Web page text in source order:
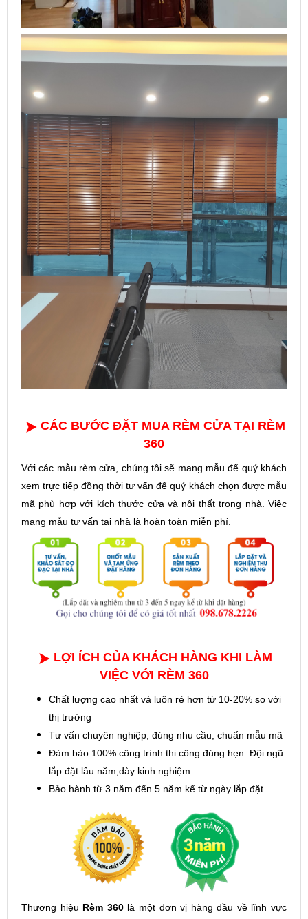
CÁC BƯỚC ĐẶT MUA RÈM CỬA TẠI RÈM
360
Với các mẫu rèm cửa, chúng tôi sẽ mang mẫu để quý khách
xem trực tiếp đồng thời tư vấn để quý khách chọn được mẫu
mã phù hợp với kích thước cửa và nội thất trong nhà. Việc
mang mẫu tư vấn tại nhà là hoàn toàn miễn phí.
LỢI ÍCH CỦA KHÁCH HÀNG KHI LÀM
VIỆC VỚI RÈM 360
Chất lượng cao nhất và luôn rẻ hơn từ 10-20% so với
thị trường
Tư vấn chuyên nghiệp, đúng nhu cầu, chuẩn mẫu mã
Đảm bảo 100% công trình thi công đúng hẹn. Đội ngũ
lắp đặt lâu năm,dày kinh nghiệm
Bảo hành từ 3 năm đến 5 năm kể từ ngày lắp đặt.
Thương hiệu Rèm 360là một đơn vị hàng đầu về lĩnh vực